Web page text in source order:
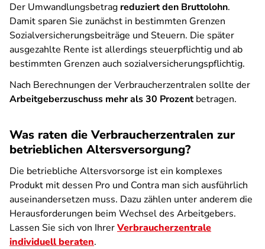
Der Umwandlungsbetrag reduziert den Bruttolohn.
Damit sparen Sie zunächst in bestimmten Grenzen
Sozialversicherungsbeiträge und Steuern. Die später
ausgezahlte Rente ist allerdings steuerpflichtig und ab
bestimmten Grenzen auch sozialversicherungspflichtig.
Nach Berechnungen der Verbraucherzentralen sollte der
Arbeitgeberzuschuss mehr als 30 Prozentbetragen.
Was raten die Verbraucherzentralen zur
betrieblichen Altersversorgung?
Die betriebliche Altersvorsorge ist ein komplexes
Produkt mit dessen Pro und Contra man sich ausführlich
auseinandersetzen muss. Dazu zählen unter anderem die
Herausforderungen beim Wechsel des Arbeitgebers.
Lassen Sie sich von IhrerVerbraucherzentrale
individuell beraten.